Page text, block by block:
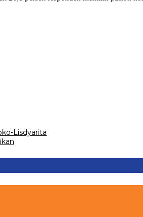
Lisdyarita